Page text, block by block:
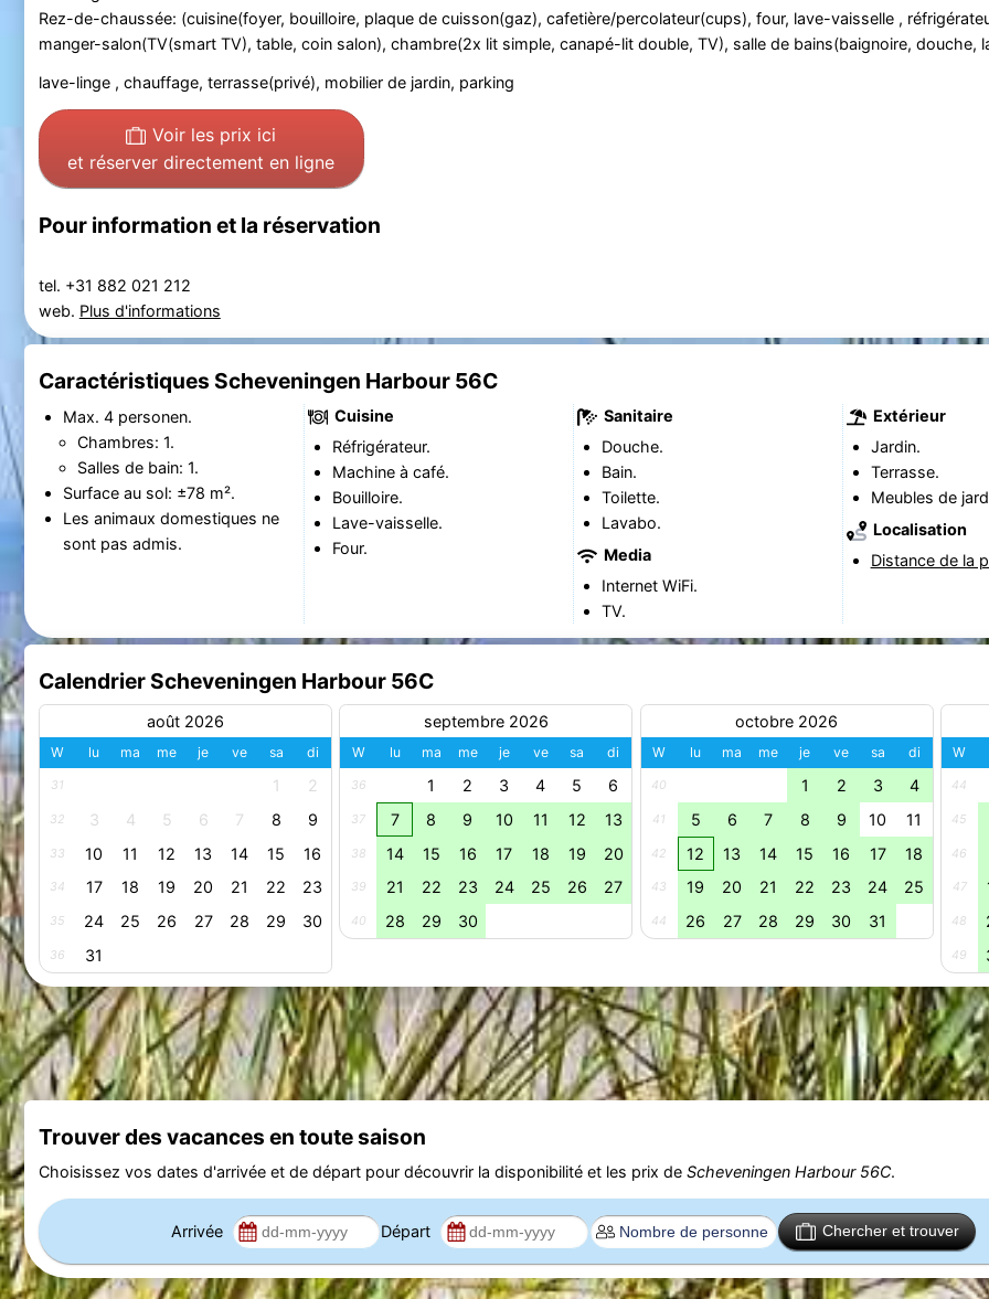
Rez-de-chaussée: (cuisine(foyer, bouilloire, plaque de cuisson(gaz), cafetière/percolateur(cups), four, lave-vaisselle ,
manger-salon(TV(smart TV), table, coin salon), chambre(2x lit simple, canapé-lit double, TV), salle de bains(baignoire, douche,
lave-linge , chauffage, terrasse(privé), mobilier de jardin, parking
Voir les prix ici
et réserver directement en ligne
Pour information et la réservation
tel. +31 882 021 212
web. Plus d'informations
Caractéristiques Scheveningen Harbour 56C
Max. 4 personen.
Chambres: 1.
Salles de bain: 1.
Surface au sol: ±78 m².
Les animaux domestiques ne
sont pas admis.
Cuisine
Réfrigérateur.
Machine à café.
Bouilloire.
Lave-vaisselle.
Four.
Sanitaire
Douche.
Bain.
Toilette.
Lavabo.
Media
Internet WiFi.
TV.
Extérieur
Jardin.
Terrasse.
Meubles de
Localisation
Distance de la
Calendrier Scheveningen Harbour 56C
août 2026
W lu ma me je ve sa di
31 1 2
32 3 4 5 6 7 8 9
33 10 11 12 13 14 15 16
34 17 18 19 20 21 22 23
35 24 25 26 27 28 29 30
36 31
septembre 2026
W lu ma me je ve sa di
36 1 2 3 4 5 6
37 7 8 9 10 11 12 13
38 14 15 16 17 18 19 20
39 21 22 23 24 25 26 27
40 28 29 30
octobre 2026
W lu ma me je ve sa di
40 1 2 3 4
41 5 6 7 8 9 10 11
42 12 13 14 15 16 17 18
43 19 20 21 22 23 24 25
44 26 27 28 29 30 31
W
44
45
46
47
48
49
Trouver des vacances en toute saison
Choisissez vos dates d'arrivée et de départ pour découvrir la disponibilité et les prix de Scheveningen Harbour 56C.
Arrivée Départ Chercher et trouver